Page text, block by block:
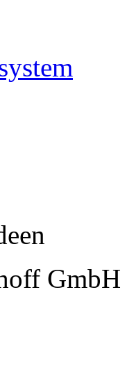
GmbH